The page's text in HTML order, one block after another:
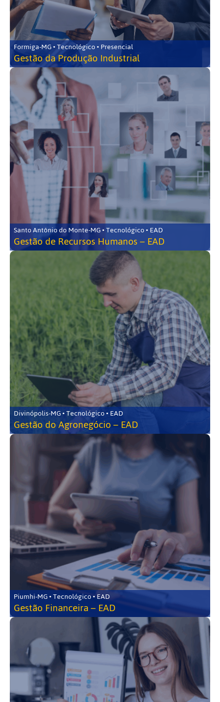
Formiga-MG • Tecnológico • Presencial
Gestão da Produção Industrial
Santo Antônio do Monte-MG • Tecnológico • EAD
Gestão de Recursos Humanos – EAD
Divinópolis-MG • Tecnológico • EAD
Gestão do Agronegócio – EAD
Piumhi-MG • Tecnológico • EAD
Gestão Financeira – EAD